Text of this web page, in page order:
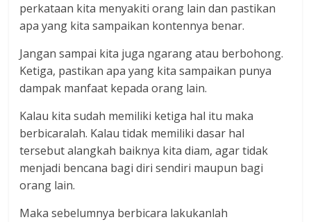
perkataan kita menyakiti orang lain dan pastikan
apa yang kita sampaikan kontennya benar.
Jangan sampai kita juga ngarang atau berbohong.
Ketiga, pastikan apa yang kita sampaikan punya
dampak manfaat kepada orang lain.
Kalau kita sudah memiliki ketiga hal itu maka
berbicaralah. Kalau tidak memiliki dasar hal
tersebut alangkah baiknya kita diam, agar tidak
menjadi bencana bagi diri sendiri maupun bagi
orang lain.
Maka sebelumnya berbicara lakukanlah